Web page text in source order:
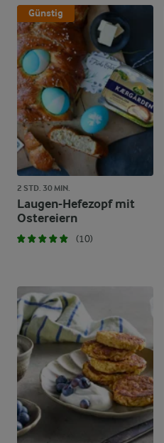
Günstig
2 STD. 30 MIN.
Laugen-Hefezopf mit
Ostereiern
(10)